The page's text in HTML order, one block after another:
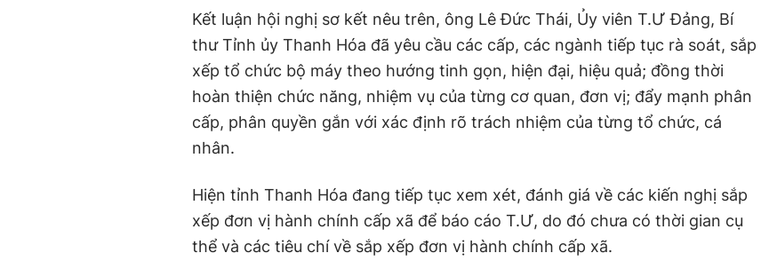
Kết luận hội nghị sơ kết nêu trên, ông Lê Đức Thái, Ủy viên T.Ư Đảng, Bí
thư Tỉnh ủy Thanh Hóa đã yêu cầu các cấp, các ngành tiếp tục rà soát, sắp
xếp tổ chức bộ máy theo hướng tinh gọn, hiện đại, hiệu quả; đồng thời
hoàn thiện chức năng, nhiệm vụ của từng cơ quan, đơn vị; đẩy mạnh phân
cấp, phân quyền gắn với xác định rõ trách nhiệm của từng tổ chức, cá
nhân.
Hiện tỉnh Thanh Hóa đang tiếp tục xem xét, đánh giá về các kiến nghị sắp
xếp đơn vị hành chính cấp xã để báo cáo T.Ư, do đó chưa có thời gian cụ
thể và các tiêu chí về sắp xếp đơn vị hành chính cấp xã.